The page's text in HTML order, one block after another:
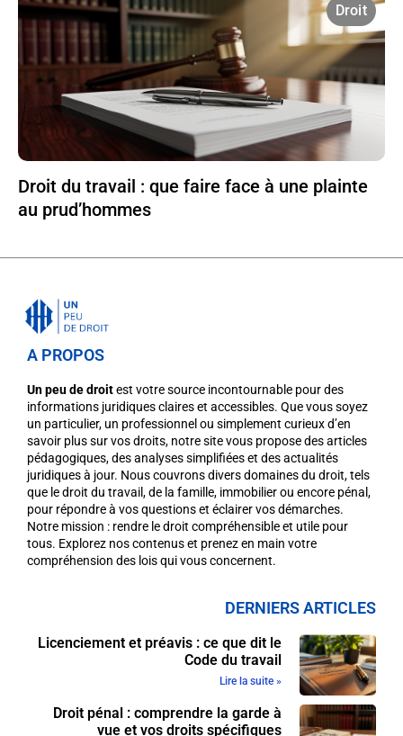
Droit
Droit du travail : que faire face à une plainte
au prud’hommes
A PROPOS
Un peu de droitest votre source incontournable pour des
informations juridiques claires et accessibles. Que vous soyez
un particulier, un professionnel ou simplement curieux d’en
savoir plus sur vos droits, notre site vous propose des articles
pédagogiques, des analyses simplifiées et des actualités
juridiques à jour. Nous couvrons divers domaines du droit, tels
que le droit du travail, de la famille, immobilier ou encore pénal,
pour répondre à vos questions et éclairer vos démarches.
Notre mission : rendre le droit compréhensible et utile pour
tous. Explorez nos contenus et prenez en main votre
compréhension des lois qui vous concernent.
DERNIERS ARTICLES
Licenciement et préavis : ce que dit le
Code du travail
Lire la suite »
Droit pénal : comprendre la garde à
vue et vos droits spécifiques